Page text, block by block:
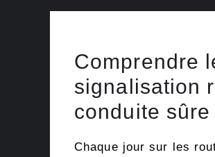
Comprendre
signalisation
conduite sûre
Chaque jour sur les